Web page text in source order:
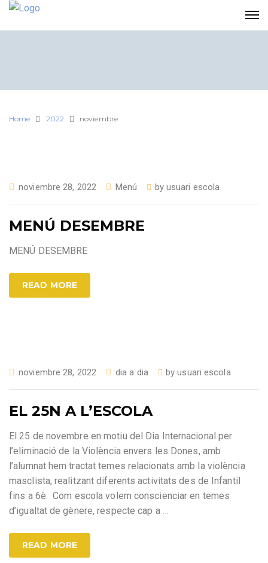
Home 2022 noviembre
noviembre 28, 2022 Menú by usuari escola
MENÚ DESEMBRE
MENÚ DESEMBRE
READ MORE
noviembre 28, 2022 dia a dia byusuari escola
EL 25N A L’ESCOLA
El 25 de novembre en motiu del Dia Internacional per
l’eliminació de la Violència envers les Dones, amb
l’alumnat hem tractat temes relacionats amb la violència
masclista, realitzant diferents activitats des de Infantil
fins a 6è. Com escola volem conscienciar en temes
d’igualtat de gènere, respecte cap a …
READ MORE